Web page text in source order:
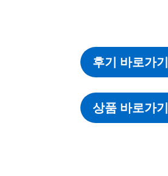
후기 바로가기
상품 바로가기